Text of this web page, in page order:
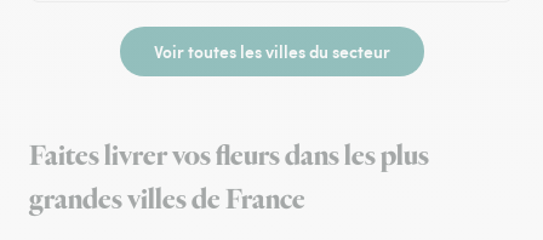
Voir toutes les villes du secteur
Faites livrer vos fleurs dans les plus
grandes villes de France